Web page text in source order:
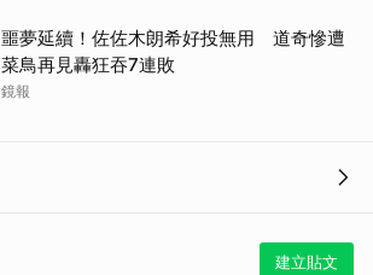
噩夢延續！佐佐木朗希好投無用 道奇慘遭
菜鳥再見轟狂吞7連敗
鏡報
建立貼文